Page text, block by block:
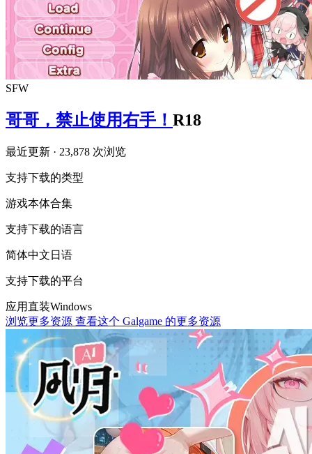
SFW
哥哥，禁止使用右手！ R18
最近更新 · 23,878 次浏览
支持下载的类型
游戏本体合集
支持下载的语言
简体中文 日语
支持下载的平台
应用直装Windows
浏览更多资源 查看这个 Galgame 的更多资源